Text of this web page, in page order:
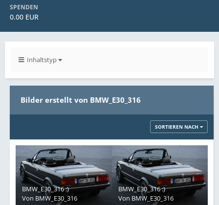
SPENDEN
0.00 EUR
Inhaltstyp
Bilder erstellt von BMW_E30_316
SORTIEREN NACH
BMW_E30_316 :)
Von BMW_E30_316
BMW_E30_316 :)
Von BMW_E30_316